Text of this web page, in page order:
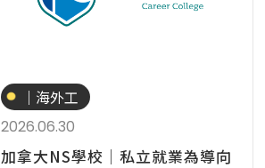
｜海外工
讀
2026.06.30
加拿大NS學校│私立就業為導向